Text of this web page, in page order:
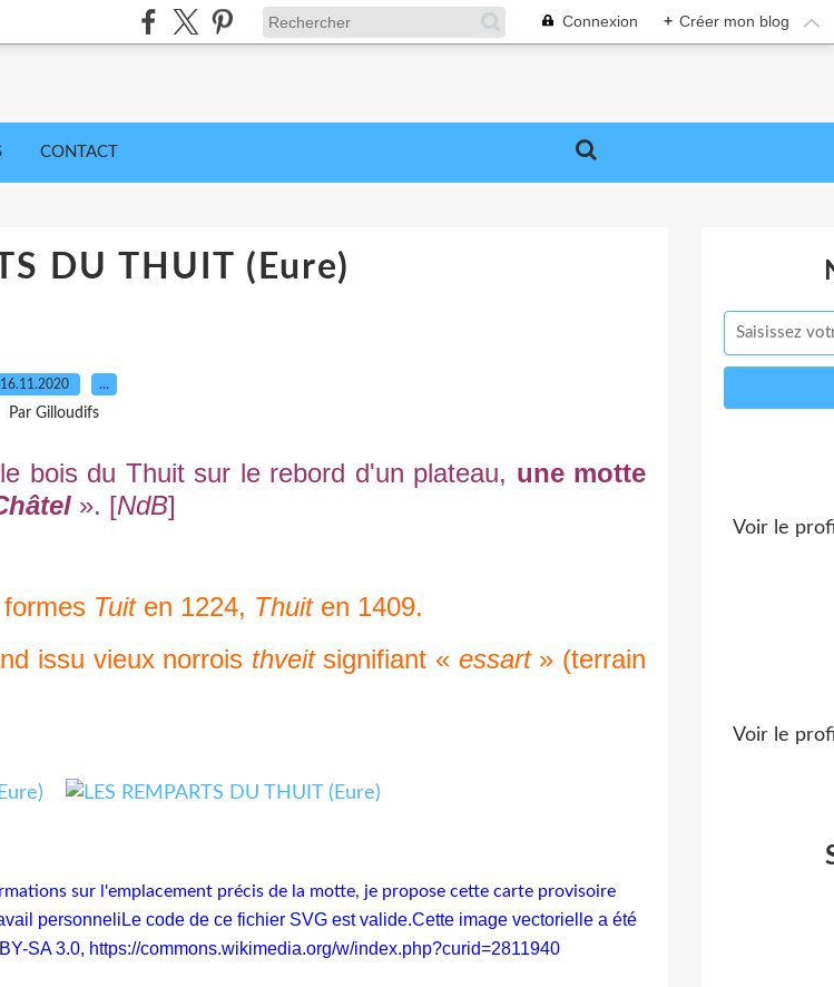
Connexion + Créer mon blog
CONTACT
DU THUIT (Eure)
16.11.2020 …
Par Gilloudifs
du Thuit sur le rebord d'un plateau, une motte
». [NdB]
Tuit en 1224, Thuit en 1409.
issu vieux norrois thveit signifiant « essart» (terrain
sur l'emplacement précis de la motte, je propose cette carte provisoire
personneliLe code de ce fichier SVG est valide.Cette image vectorielle a été
SA 3.0, https://commons.wikimedia.org/w/index.php?curid=2811940
Voir le
Voir le